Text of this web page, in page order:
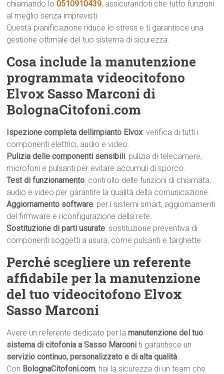
chiamando lo0510910439, assicurandoti che tutto funzioni
al meglio senza imprevisti.
Questa pianificazione riduce lo stress e ti garantisce una
gestione ottimale del tuo sistema di sicurezza.
Cosa include la manutenzione
programmata videocitofono
Elvox Sasso Marconi di
BolognaCitofoni.com
Ispezione completa dellimpianto Elvox: verifica di tutti i
componenti elettrici, audio e video.
Pulizia delle componenti sensibili: pulizia di telecamere,
microfoni e pulsanti per evitare accumuli di sporco.
Test di funzionamento: controllo delle funzioni di chiamata,
audio e video per garantire la qualità della comunicazione.
Aggiornamento software: per i sistemi smart, aggiornamenti
del firmware e riconfigurazione della rete.
Sostituzione di parti usurate: sostituzione preventiva di
componenti soggetti a usura, come pulsanti e targhette.
Perché scegliere un referente
affidabile per la manutenzione
del tuo videocitofono Elvox
Sasso Marconi
Avere un referente dedicato per lamanutenzione del tuo
sistema di citofonia a Sasso Marconi ti garantisce un
servizio continuo, personalizzato e di alta qualità.
Con BolognaCitofoni.com, hai la sicurezza di un team che